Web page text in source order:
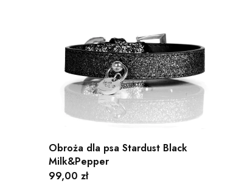
Obroża dla psa Stardust Black
Milk&Pepper
Cena
99,00 zł